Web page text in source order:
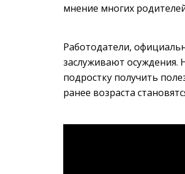
мнение многих
Работодатели,
заслуживают осуждения.
подростку получить
ранее возраста